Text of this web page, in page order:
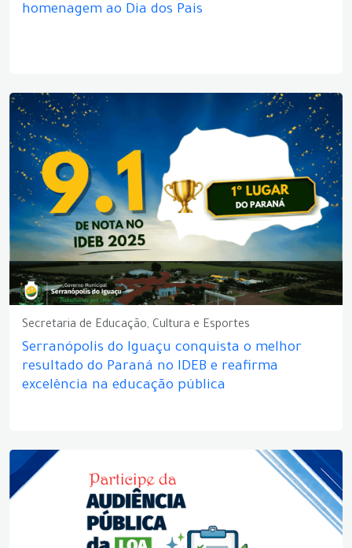
homenagem ao Dia dos Pais
Secretaria de Educação, Cultura e Esportes
Serranópolis do Iguaçu conquista o melhor
resultado do Paraná no IDEB e reafirma
excelência na educação pública